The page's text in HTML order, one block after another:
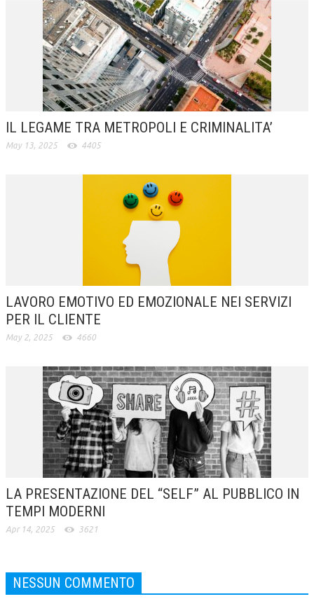
IL LEGAME TRA METROPOLI E CRIMINALITA’
May 13, 2025 4405
LAVORO EMOTIVO ED EMOZIONALE NEI SERVIZI
PER IL CLIENTE
May 2, 2025 4660
LA PRESENTAZIONE DEL “SELF” AL PUBBLICO IN
TEMPI MODERNI
Apr 14, 2025 3621
NESSUN COMMENTO